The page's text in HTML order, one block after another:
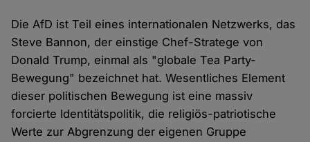
Die AfD ist Teil eines internationalen Netzwerks, das
Steve Bannon, der einstige Chef-Stratege von
Donald Trump, einmal als "globale Tea Party-
Bewegung" bezeichnet hat. Wesentliches Element
dieser politischen Bewegung ist eine massiv
forcierte Identitätspolitik, die religiös-patriotische
Werte zur Abgrenzung der eigenen Gruppe